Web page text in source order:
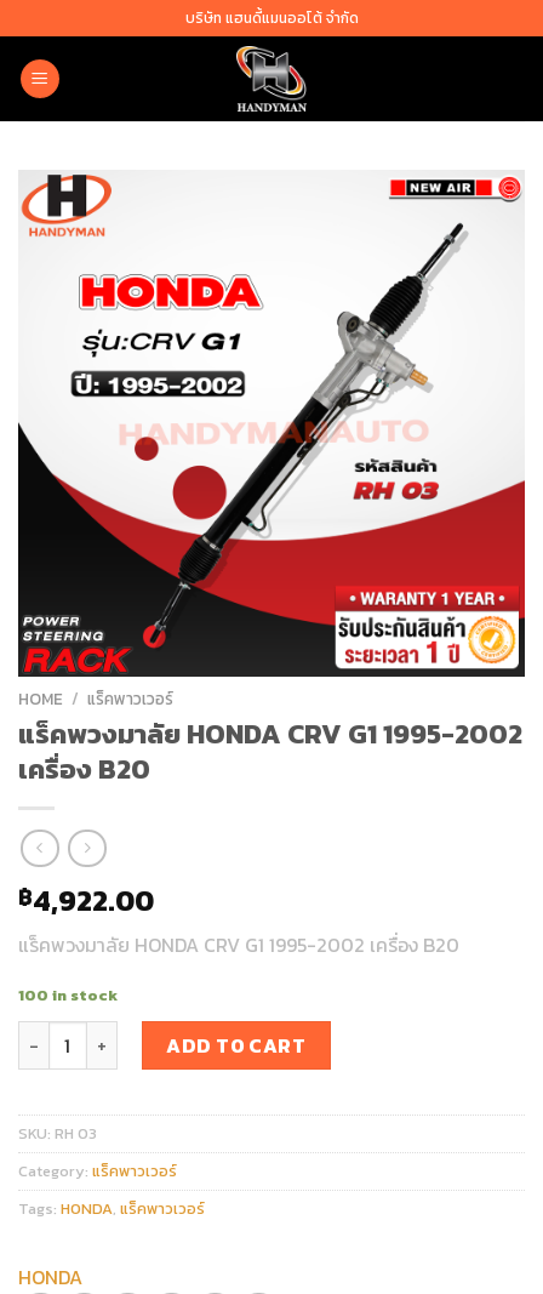
to
content
บริษัท แฮนดี้แมนออโต้ จำกัด
HOME / แร็คพาวเวอร์
แร็คพวงมาลัย HONDA CRV G1 1995-2002
เครื่อง B20
฿4,922.00
แร็คพวงมาลัย HONDA CRV G1 1995-2002 เครื่อง B20
100 in stock
แร็คพวงมาลัย HONDA CRV G1 1995-2002 เครื่อง B20 quantity
ADD TO CART
SKU: RH 03
Category: แร็คพาวเวอร์
Tags: HONDA, แร็คพาวเวอร์
HONDA